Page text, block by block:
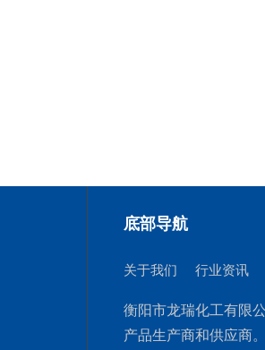
底部导航
关于我们 行业资讯
衡阳市龙瑞化工有限
产品生产商和供应商